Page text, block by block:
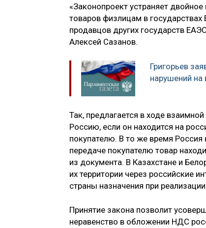
«Законопроект устраняет
товаров физлицам в
продавцов других государств
Алексей Сазанов.
Григорьев
нарушений на
Так, предлагается в ходе
Россию, если он находится на
покупателю. В то же время Россия
передаче покупателю товар
из документа. В Казахстане и
их территории через российские
страны назначения при
Принятие закона позволит
неравенство в обложении НДС